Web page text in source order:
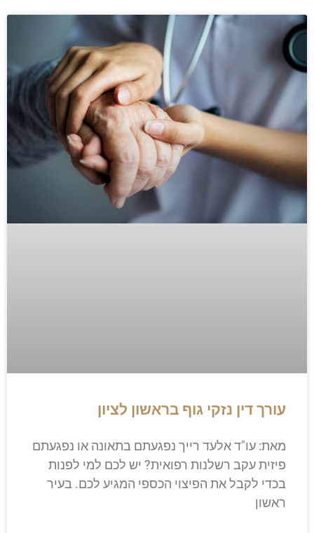
עורך דין נזקי גוף בראשון לציון
מאת: עו"ד אלעד רייך​ נפגעתם בתאונה או נפגעתם
פיזית עקב רשלנות רפואית? יש לכם למי לפנות
בכדי לקבל את הפיצוי הכספי המגיע לכם. בעיר
ראשון